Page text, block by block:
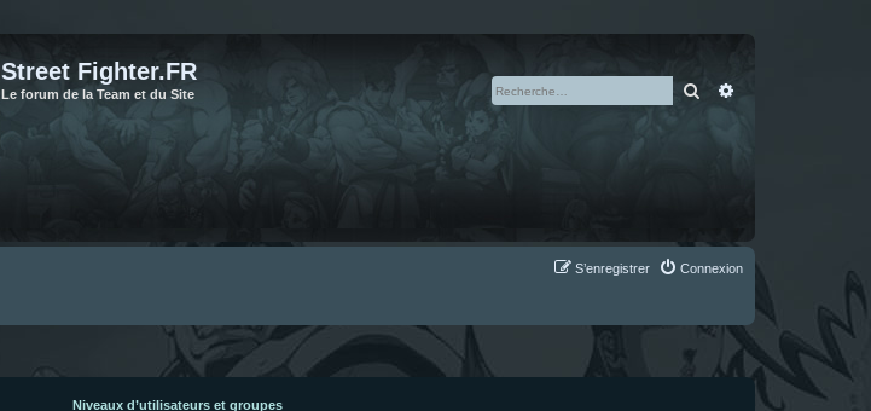
Street Fighter.FR
Le forum de la Team et du Site Rechercher
Connexion
S’enregistrer
Niveaux d’utilisateurs et groupes